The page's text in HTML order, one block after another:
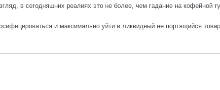
в сегодняшних реалиях это не более, чем гадание на кофейной
и максимально уйти в ликвидный не портящийся